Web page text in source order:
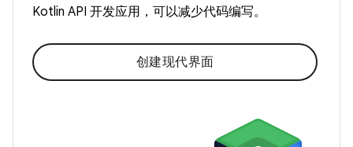
Kotlin API 开发应用，可以减少代码编写。
创建现代界面